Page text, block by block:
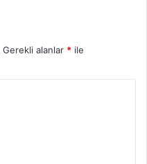
Gerekli alanlar * ile